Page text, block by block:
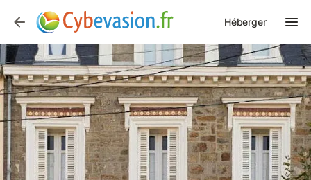
Héberger
Photos Équipements Avis des voyageurs